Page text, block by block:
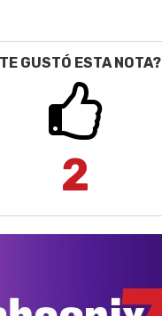
GUSTÓ ESTA NOTA?
2